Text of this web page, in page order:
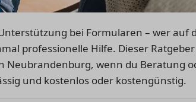
bei Formularen – wer auf
professionelle Hilfe. Dieser Ratgeber
Neubrandenburg, wenn du Beratung
und kostenlos oder kostengünstig.